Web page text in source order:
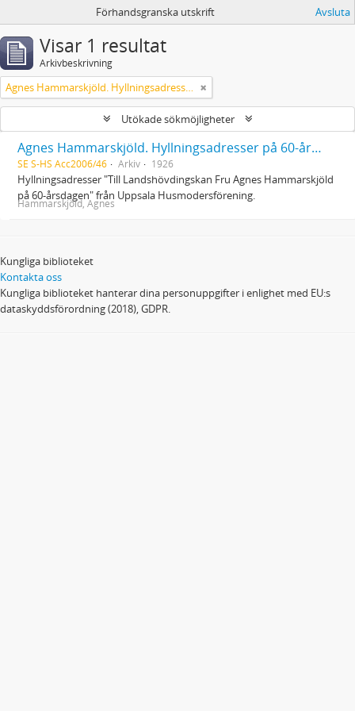
Förhandsgranska utskrift Avsluta
Visar 1 resultat
Arkivbeskrivning
Agnes Hammarskjöld. Hyllningsadresser på 60-årsdagen
Utökade sökmöjligheter
Agnes Hammarskjöld. Hyllningsadresser på 60-årsdagen
SE S-HS Acc2006/46 Arkiv 1926
Hyllningsadresser "Till Landshövdingskan Fru Agnes Hammarskjöld
på 60-årsdagen" från Uppsala Husmodersförening.
Hammarskjöld, Agnes
Kungliga biblioteket
Kontakta oss
Kungliga biblioteket hanterar dina personuppgifter i enlighet med EU:s
dataskyddsförordning (2018), GDPR.